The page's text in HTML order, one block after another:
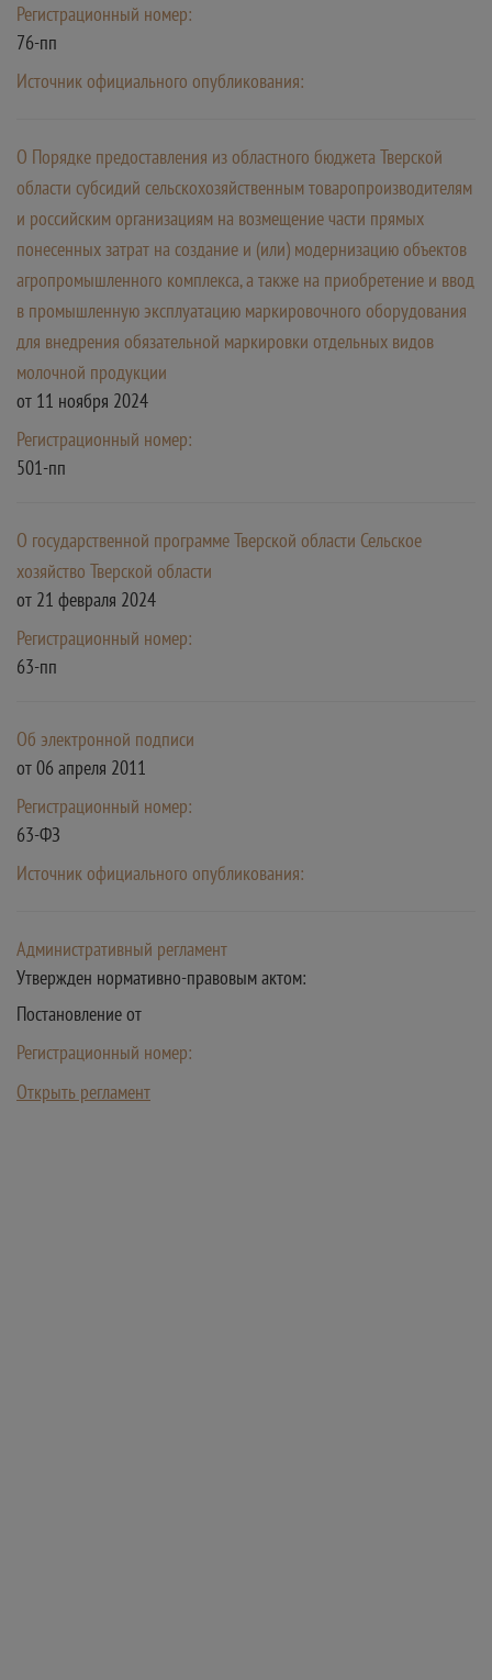
Регистрационный номер:
76-пп
Источник официального опубликования:
О Порядке предоставления из областного бюджета Тверской
области субсидий сельскохозяйственным товаропроизводителям
и российским организациям на возмещение части прямых
понесенных затрат на создание и (или) модернизацию объектов
агропромышленного комплекса, а также на приобретение и ввод
в промышленную эксплуатацию маркировочного оборудования
для внедрения обязательной маркировки отдельных видов
молочной продукции
от 11 ноября 2024
Регистрационный номер:
501-пп
О государственной программе Тверской области Сельское
хозяйство Тверской области
от 21 февраля 2024
Регистрационный номер:
63-пп
Об электронной подписи
от 06 апреля 2011
Регистрационный номер:
63-ФЗ
Источник официального опубликования:
Административный регламент
Утвержден нормативно-правовым актом:
Постановление от
Регистрационный номер:
Открыть регламент